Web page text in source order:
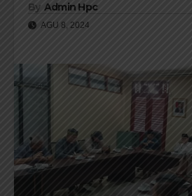
By Admin Hpc
AGU 8, 2024